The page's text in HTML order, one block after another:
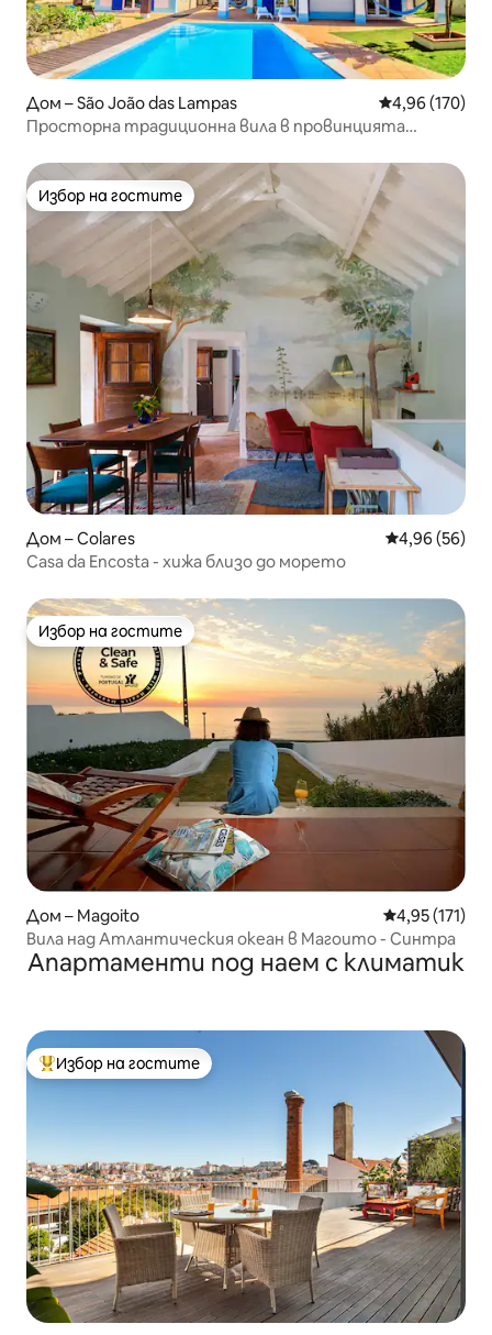
Дом – São João das Lampas Средна
4,96 (170)
Просторна традиционна вила в провинцията
Избор на гостите
Избор на гостите
Дом – Colares Средна
4,96 (56)
Casa da Encosta - хижа близо до морето
Избор на гостите
Избор на гостите
Дом – Magoito Средна
4,95 (171)
Вила над Атлантическия океан в Магоито - Синтра
Апартаменти под наем с климатик
Най-популярен избор на гостите
Избор на гостите